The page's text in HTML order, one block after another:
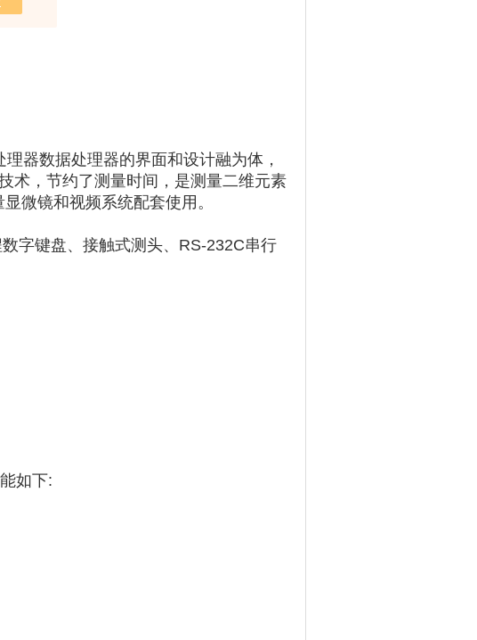
器数据处理器的界面和设计融为体，
术，节约了测量时间，是测量二维元素
微镜和视频系统配套使用。
字键盘、接触式测头、RS-232C串行
如下: